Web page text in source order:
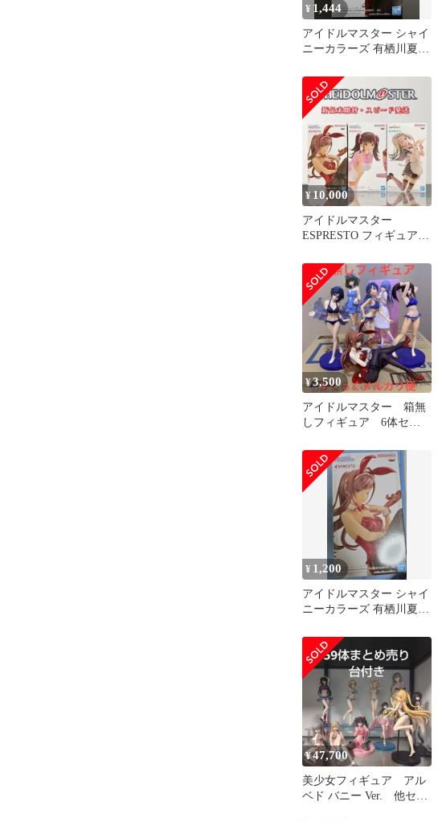
¥ 1,444
アイドルマスター シャイ
ニーカラーズ 有栖川夏葉
¥ 10,000
アイドルマスター
ESPRESTO フィギュア 3
¥3,500
アイドルマスター 箱無
しフィギュア 6体セッ
¥ 1,200
アイドルマスター シャイ
ニーカラーズ 有栖川夏葉
¥47,700
美少女フィギュア アル
ベド バニー Ver. 他セッ